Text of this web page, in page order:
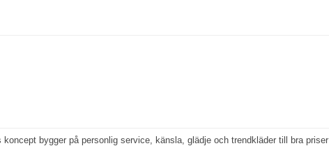
bygger på personlig service, känsla, glädje och trendkläder till bra priser